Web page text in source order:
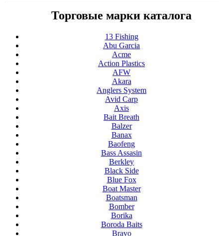
Торговые марки каталога
13 Fishing
Abu Garcia
Acme
Action Plastics
AFW
Akara
Anglers System
Avid Carp
Axis
Bait Breath
Balzer
Banax
Baofeng
Bass Assasin
Berkley
Black Side
Blue Fox
Boat Master
Boatsman
Bomber
Borika
Boroda Baits
Bravo